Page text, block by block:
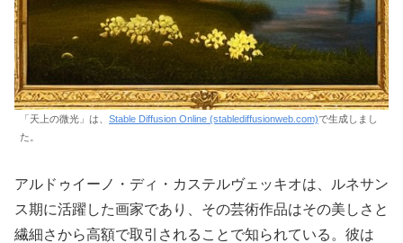
「天上の微光」は、 Stable Diffusion Online (stablediffusionweb.com)で生成しまし
た。
アルドゥイーノ・ディ・カステルヴェッキオは、ルネサン
ス期に活躍した画家であり、その芸術作品はその美しさと
繊細さから高額で取引されることで知られている。彼は